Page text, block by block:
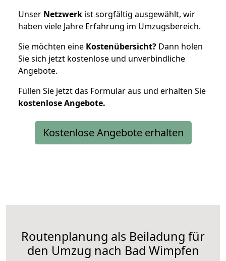
Unser Netzwerk ist sorgfältig ausgewählt, wir
haben viele Jahre Erfahrung im Umzugsbereich.
Sie möchten eine Kostenübersicht? Dann holen
Sie sich jetzt kostenlose und unverbindliche
Angebote.
Füllen Sie jetzt das Formular aus und erhalten Sie
kostenloseAngebote.
Kostenlose Angebote erhalten
Routenplanung als Beiladung für
den Umzug nach Bad Wimpfen